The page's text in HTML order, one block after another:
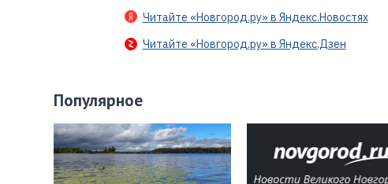
Читайте «Новгород.ру» в Яндекс.Новостях
Читайте «Новгород.ру» в Яндекс.Дзен
Популярное